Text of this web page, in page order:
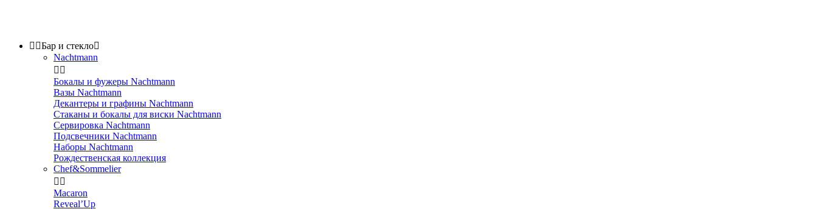
 Бар и стекло
Nachtmann
 
Бокалы и фужеры Nachtmann
Вазы Nachtmann
Декантеры и графины Nachtmann
Стаканы и бокалы для виски Nachtmann
Сервировка Nachtmann
Подсвечники Nachtmann
Наборы Nachtmann
Рождественская коллекция
Chef&Sommelier
 
Macaron
Reveal’Up